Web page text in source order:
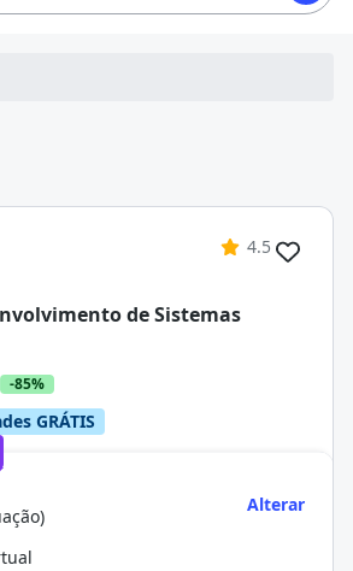
4.5
de Sistemas
-85%
GRÁTIS
Alterar